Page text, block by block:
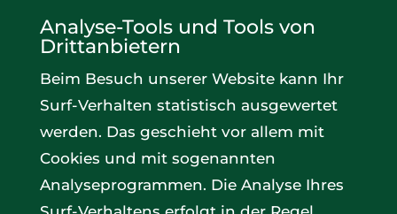
Analyse-Tools und Tools von
Drittanbietern
Beim Besuch unserer Website kann Ihr
Surf-Verhalten statistisch ausgewertet
werden. Das geschieht vor allem mit
Cookies und mit sogenannten
Analyseprogrammen. Die Analyse Ihres